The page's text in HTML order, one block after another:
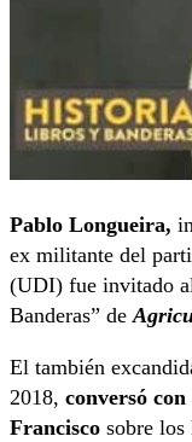
Pablo Longueira,
ex militante del
(UDI) fue invitado
Banderas” de
El también
2018, conversó
Francisco sobre los